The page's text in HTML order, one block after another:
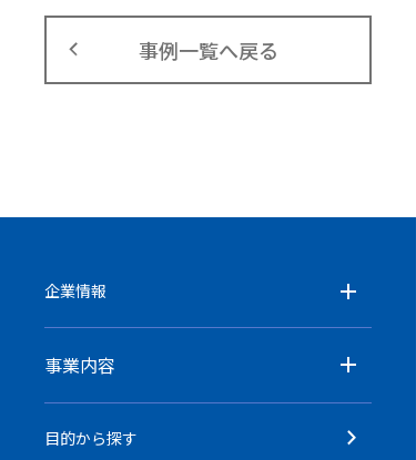
事例一覧へ戻る
企業情報
事業内容
目的から探す